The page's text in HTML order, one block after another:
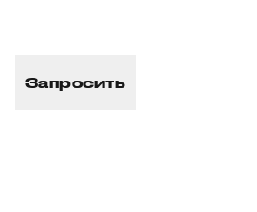
Запросить